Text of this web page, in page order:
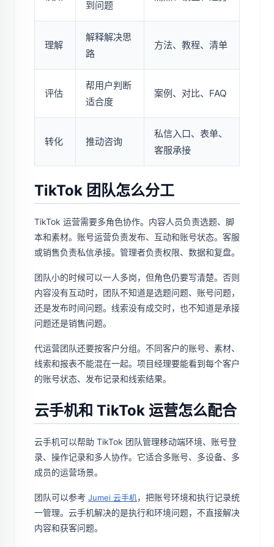
到问题
理解
解释解决思
路
方法、教程、清单
评估
帮用户判断
适合度
案例、对比、FAQ
转化 推动咨询
私信入口、表单、
客服承接
TikTok 团队怎么分工
TikTok 运营需要多角色协作。内容人员负责选题、脚
本和素材。账号运营负责发布、互动和账号状态。客服
或销售负责私信承接。管理者负责权限、数据和复盘。
团队小的时候可以一人多岗，但角色仍要写清楚。否则
内容没有互动时，团队不知道是选题问题、账号问题，
还是发布时间问题。线索没有成交时，也不知道是承接
问题还是销售问题。
代运营团队还要按客户分组。不同客户的账号、素材、
线索和报表不能混在一起。项目经理要能看到每个客户
的账号状态、发布记录和线索结果。
云手机和 TikTok 运营怎么配合
云手机可以帮助 TikTok 团队管理移动端环境、账号登
录、操作记录和多人协作。它适合多账号、多设备、多
成员的运营场景。
团队可以参考 Jumei 云手机，把账号环境和执行记录统
一管理。云手机解决的是执行和环境问题，不直接解决
内容和获客问题。